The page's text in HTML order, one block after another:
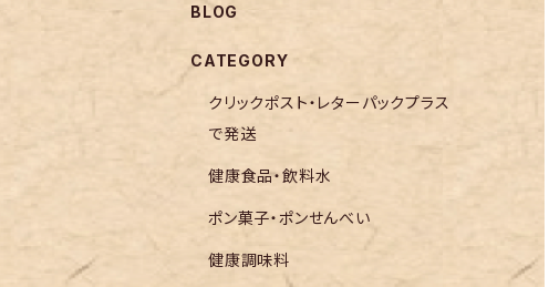
BLOG
CATEGORY
クリックポスト・レターパックプラス
で発送
健康食品・飲料水
ポン菓子・ポンせんべい
健康調味料